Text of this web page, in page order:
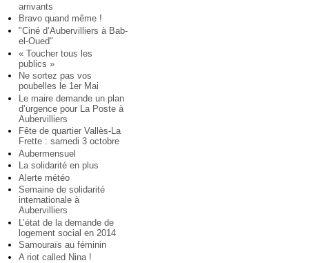
arrivants
Bravo quand même !
"Ciné d’Aubervilliers à Bab-
el-Oued"
« Toucher tous les
publics »
Ne sortez pas vos
poubelles le 1er Mai
Le maire demande un plan
d’urgence pour La Poste à
Aubervilliers
Fête de quartier Vallès-La
Frette : samedi 3 octobre
Aubermensuel
La solidarité en plus
Alerte météo
Semaine de solidarité
internationale à
Aubervilliers
L’état de la demande de
logement social en 2014
Samouraïs au féminin
A riot called Nina !